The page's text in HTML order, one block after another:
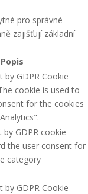
pro správné
zajišťují základní
Popis
by GDPR Cookie
cookie is used to
for the cookies
GDPR cookie
the user consent for
category
by GDPR Cookie